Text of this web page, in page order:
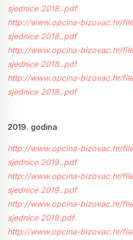
sjednice 2018..pdf
http://www.opcina-
sjednice 2018..pdf
http://www.opcina-
sjednice 2018..pdf
http://www.opcina-
sjednice 2018..pdf
2019. godina
http://www.opcina-
sjednice 2019..pdf
http://www.opcina-
sjednice 2019..pdf
http://www.opcina-
sjednice 2019.pdf
http://www.opcina-